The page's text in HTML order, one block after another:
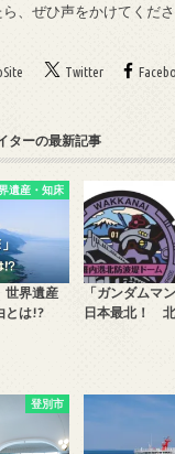
ら、ぜひ声をかけてくだ
Twitter
ターの最新記事
遺産・知床
世界遺産
とは!?
「ガンダムマ
日本最北！
登別市